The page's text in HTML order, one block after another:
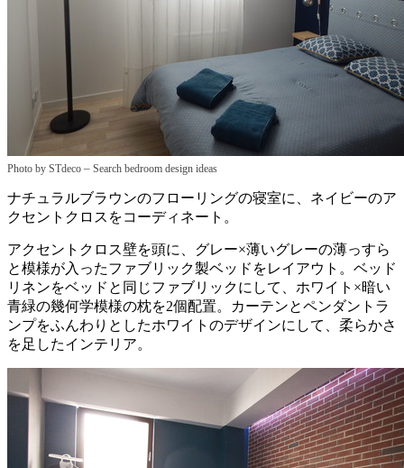
Photo by STdeco – Search bedroom design ideas
ナチュラルブラウンのフローリングの寝室に、ネイビーのア
クセントクロスをコーディネート。
アクセントクロス壁を頭に、グレー×薄いグレーの薄っすら
と模様が入ったファブリック製ベッドをレイアウト。ベッド
リネンをベッドと同じファブリックにして、ホワイト×暗い
青緑の幾何学模様の枕を2個配置。カーテンとペンダントラ
ンプをふんわりとしたホワイトのデザインにして、柔らかさ
を足したインテリア。